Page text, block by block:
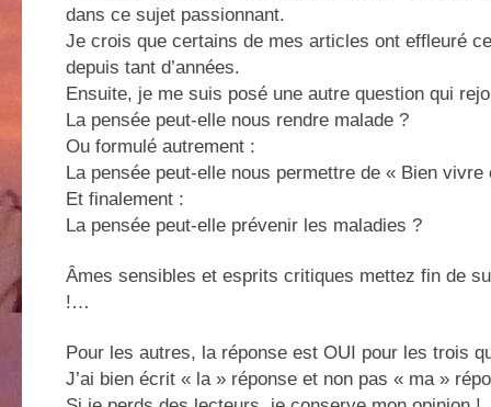
dans ce sujet passionnant.
Je crois que certains de mes articles ont effleuré
depuis tant d’années.
Ensuite, je me suis posé une autre question qui
La pensée peut-elle nous rendre malade ?
Ou formulé autrement :
La pensée peut-elle nous permettre de « Bien vivre
Et finalement :
La pensée peut-elle prévenir les maladies ?
Âmes sensibles et esprits critiques mettez fin de
!…
Pour les autres, la réponse est OUI pour les trois
J’ai bien écrit « la » réponse et non pas « ma »